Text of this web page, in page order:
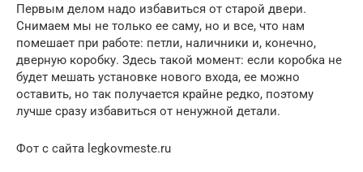
Первым делом надо избавиться от старой двери.
Снимаем мы не только ее саму, но и все, что нам
помешает при работе: петли, наличники и, конечно,
дверную коробку. Здесь такой момент: если коробка не
будет мешать установке нового входа, ее можно
оставить, но так получается крайне редко, поэтому
лучше сразу избавиться от ненужной детали.
Фот с сайта legkovmeste.ru